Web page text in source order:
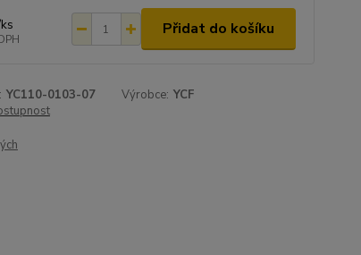
ks Přidat do košíku
YC110-0103-07 Výrobce: YCF